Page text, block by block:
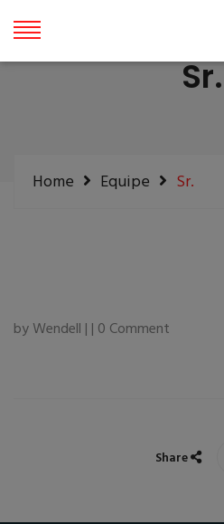
Sr.
Home Equipe Sr.
by Wendell | | 0 Comment
Share